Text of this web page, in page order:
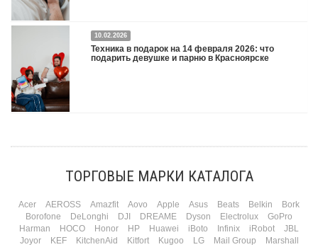
Двадцать третье февраля — праздник, на который мужчины делают вид, что им
все равно. А потом три дня рассказывают коллегам, какую колонку / приставку /
камеру им подарили. Не верьте словам — верьте глазам, которые загораются
при виде новой коробки.
10.02.2026
Техника в подарок на 14 февраля 2026: что
подарить девушке и парню в Красноярске
марта — контрольный выстрел по кошельку. Начнем с первого — потому что он
ТОРГОВЫЕ МАРКИ КАТАЛОГА
Acer AEROSS Amazfit Aovo Apple Asus Beats Belkin
Bork
Borofone
DeLonghi DJI DREAME Dyson Electrolux
GoPro
Harman
HOCO Honor HP Huawei iBoto Infinix iRobot
JBL
Joyor
KEF KitchenAid Kitfort Kugoo LG Mail Group
Marshall